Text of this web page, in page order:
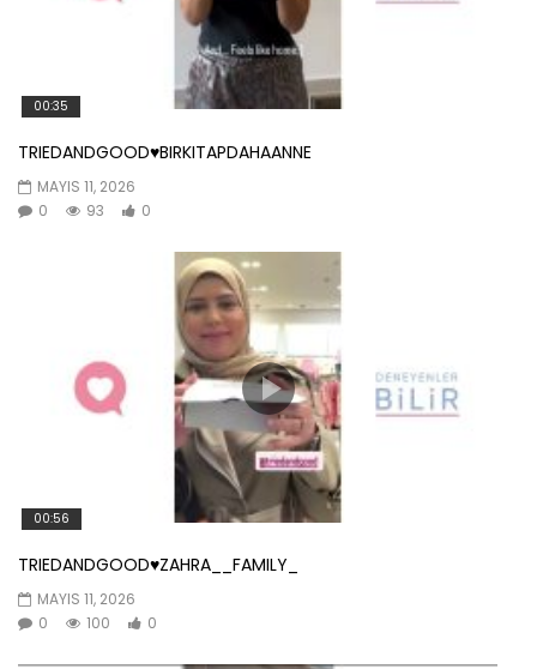
00:35
TRIEDANDGOOD♥️BIRKITAPDAHAANNE
MAYIS 11, 2026
0
93 0
00:56
TRIEDANDGOOD♥️ZAHRA__FAMILY_
MAYIS 11, 2026
0
100 0